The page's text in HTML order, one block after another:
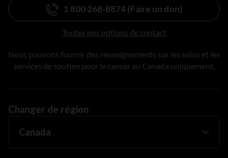
1 800 268-8874 (Faire un don)
Toutes nos options de contact
Nous pouvons fournir des renseignements sur les soins et les
services de soutien pour le cancer au Canada uniquement.
Changer de région